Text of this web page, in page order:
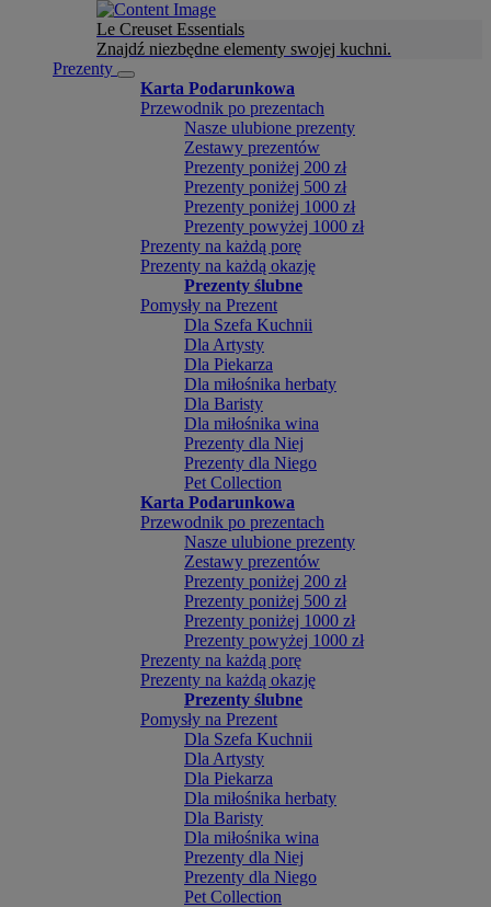
Le Creuset Essentials
Znajdź niezbędne elementy swojej kuchni.
Prezenty
Karta Podarunkowa
Przewodnik po prezentach
Nasze ulubione prezenty
Zestawy prezentów
Prezenty poniżej 200 zł
Prezenty poniżej 500 zł
Prezenty poniżej 1000 zł
Prezenty powyżej 1000 zł
Prezenty na każdą porę
Prezenty na każdą okazję
Prezenty ślubne
Pomysły na Prezent
Dla Szefa Kuchnii
Dla Artysty
Dla Piekarza
Dla miłośnika herbaty
Dla Baristy
Dla miłośnika wina
Prezenty dla Niej
Prezenty dla Niego
Pet Collection
Karta Podarunkowa
Przewodnik po prezentach
Nasze ulubione prezenty
Zestawy prezentów
Prezenty poniżej 200 zł
Prezenty poniżej 500 zł
Prezenty poniżej 1000 zł
Prezenty powyżej 1000 zł
Prezenty na każdą porę
Prezenty na każdą okazję
Prezenty ślubne
Pomysły na Prezent
Dla Szefa Kuchnii
Dla Artysty
Dla Piekarza
Dla miłośnika herbaty
Dla Baristy
Dla miłośnika wina
Prezenty dla Niej
Prezenty dla Niego
Pet Collection